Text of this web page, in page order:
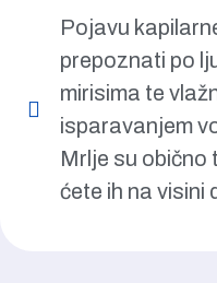
Pojavu
prepoznati po
mirisima te
isparavanjem
Mrlje su obično
ćete ih na visini